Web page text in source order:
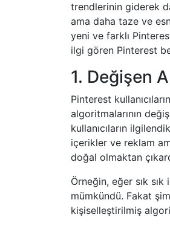
trendlerinin giderek
ama daha taze ve
yeni ve farklı
ilgi gören Pinterest
1. Değişen
Pinterest
algoritmalarının
kullanıcıların
içerikler ve reklam
doğal olmaktan
Örneğin, eğer sık
mümkündü. Fakat
kişiselleştirilmiş